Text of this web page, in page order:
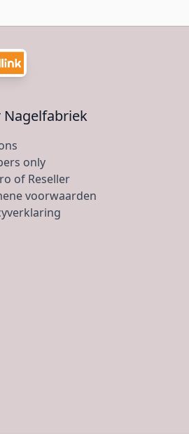
Nagelfabriek
only
of Reseller
voorwaarden